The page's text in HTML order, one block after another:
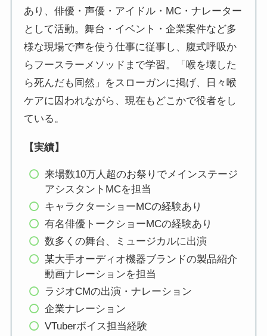
あり、俳優・声優・アイドル・MC・ナレーター
として活動。舞台・イベント・企業案件など多
様な現場で声を使う仕事に従事し、腹式呼吸か
らフースラーメソッドまで学習。「喉を壊した
ら死んだも同然」をスローガンに掲げ、日々喉
ケアに囚われながら、現在もどこかで役者をし
ている。
【実績】
来場数10万人超のお祭りでメインステージ
アシスタントMCを担当
キャラクターショーMCの経験あり
有名俳優トークショーMCの経験あり
数多くの舞台、ミュージカルに出演
某大手オーディオ機器ブランドの製品紹介
動画ナレーションを担当
ラジオCMの出演・ナレーション
企業ナレーション
VTuberボイス担当経験